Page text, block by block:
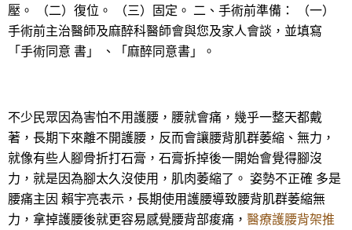
壓。 （二）復位。 （三）固定。 二、手術前準備： （一）
手術前主治醫師及麻醉科醫師會與您及家人會談，並填寫
「手術同意 書」 、「麻醉同意書」。
不少民眾因為害怕不用護腰，腰就會痛，幾乎一整天都戴
著，長期下來離不開護腰，反而會讓腰背肌群萎縮、無力，
就像有些人腳骨折打石膏，石膏拆掉後一開始會覺得腳沒
力，就是因為腳太久沒使用，肌肉萎縮了。 姿勢不正確 多是
腰痛主因 賴宇亮表示，長期使用護腰導致腰背肌群萎縮無
力，拿掉護腰後就更容易感覺腰背部痠痛， 醫療護腰背架推